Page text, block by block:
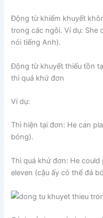
Động từ khiếm khuyết
trong các ngôi. Ví dụ: She
nói tiếng Anh).
Động từ khuyết thiếu tồn
thì quá khứ đơn
Ví dụ:
Thì hiện tại đơn: He can
bóng).
Thì quá khứ đơn: He
eleven (cậu ấy có thể đá